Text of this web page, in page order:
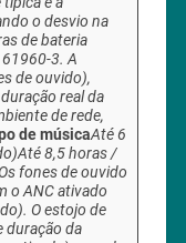
o desvio na
de bateria
3. A
de ouvido),
real da
de rede,
de músicaAté 6
Até 8,5 horas /
fones de ouvido
o ANC ativado
O estojo de
duração da